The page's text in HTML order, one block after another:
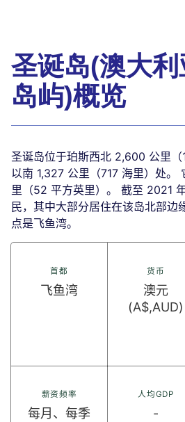
圣诞岛(澳大
岛屿)概览
圣诞岛位于珀斯西北 2,600 公里
以南 1,327 公里（717 海里）处。
里（52 平方英里）。 截至 2021
民，其中大部分居住在该岛北部边
点是飞鱼湾。
首都
飞鱼湾
货币
澳元
(A$,AUD)
薪资频率
每月、每季
人均GDP
-